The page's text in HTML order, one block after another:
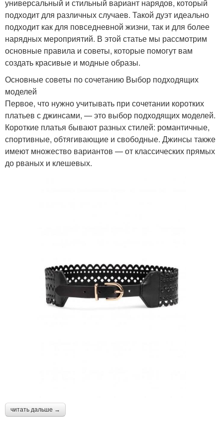
универсальный и стильный вариант нарядов, который
подходит для различных случаев. Такой дуэт идеально
подходит как для повседневной жизни, так и для более
нарядных мероприятий. В этой статье мы рассмотрим
основные правила и советы, которые помогут вам
создать красивые и модные образы.
Основные советы по сочетанию Выбор подходящих
моделей
Первое, что нужно учитывать при сочетании коротких
платьев с джинсами, — это выбор подходящих моделей.
Короткие платья бывают разных стилей: романтичные,
спортивные, обтягивающие и свободные. Джинсы также
имеют множество вариантов — от классических прямых
до рваных и клешевых.
читать дальше →